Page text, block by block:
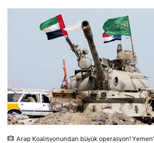
Arap Koalisyonundan büyük operasyon!